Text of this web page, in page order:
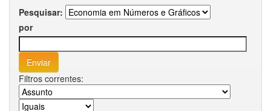
Pesquisar:
por
Filtros correntes: